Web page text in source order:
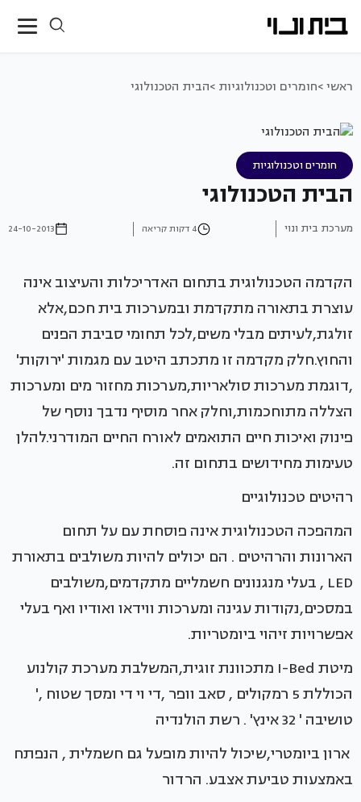
ראשי >חומרים וטכנולוגיות >הבית הטכנולוגי
חומרים וטכנולוגיות
הבית הטכנולוגי
מערכת בית ונוי 4 דקות קריאה 24-10-2013
הקדמה הטכנולוגית בתחום האדריכלות והעיצוב אינה
עוצרת בתאורה מתקדמת ובמערכות בית חכם,אלא
זולגת,לעיתים מבלי משים,לכל תחומי סביבת הפנים
והחוץ.חלק מקדמה זו מתכתב היטב עם מגמות 'ירוקות'
,דוגמת מערכות סולאריות,מערכות מחזור מים ומערכות
הצללה מתוחכמות,וחלק אחר מוסיף נדבך נוסף של
פינוק ואיכות חיים התואמים לאורח החיים המודרני.להלן
טעימות מחידושים בתחום זה.
רהיטים טכנולוגיים
המהפכה הטכנולוגית אינה פוסחת עם על תחום
הארונות והרהיטים . הם יכולים להיות משולבים בתאורת
LED , בעלי מנגנונים חשמליים מתקדמים,משולבים
במסכים,נקודות עגינה ומערכות ווידאו ואודיו ואף בעלי
אפשרויות זיהוי ביומטריות.
מיטת I-Bed מתכוונת זוגית,המשלבת מערכת קולנוע
הכוללת 5 רמקולים , סאב וופר ,די וי די ומסך שטוח ,'
טושיבה ' 32 אינץ' . רשת הולנדיה
ארון ביומטרי,שיכול להיות מופעל גם חשמלית , הנפתח
באמצעות טביעת אצבע. הרדור